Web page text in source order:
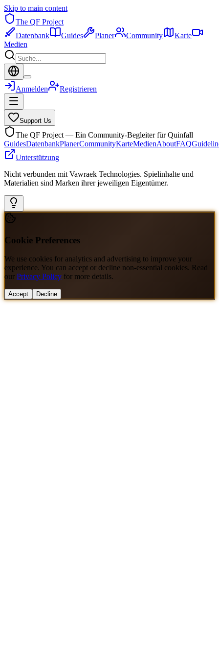
Skip to main content
The QF Project
Datenbank
Guides Planer Community
Karte
Medien
Anmelden Registrieren
Support Us
The QF Project — Ein Community-Begleiter für Quinfall
GuidesDatenbankPlanerCommunityKarteMedienAboutFAQ
Unterstützung
Nicht verbunden mit Vawraek Technologies. Spielinhalte und
Materialien sind Marken ihrer jeweiligen Eigentümer.
Cookie Preferences
We use cookies for analytics and advertising to improve your
experience. You can accept or decline non-essential cookies. Read
our Privacy Policy for more details.
Accept Decline